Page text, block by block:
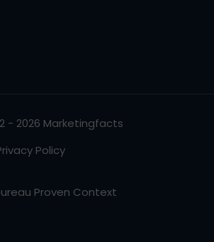
- 2026 Marketingfacts
Policy
Proven Context